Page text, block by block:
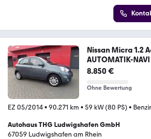
Nissan Micra 1.2
AUTOMATIK-NAVI
8.850 €
Ohne Bewertung
EZ 05/2014• 90.271 km • 59 kW (80 PS) •
Autohaus THG Ludwigshafen GmbH
67059 Ludwigshafen am Rhein